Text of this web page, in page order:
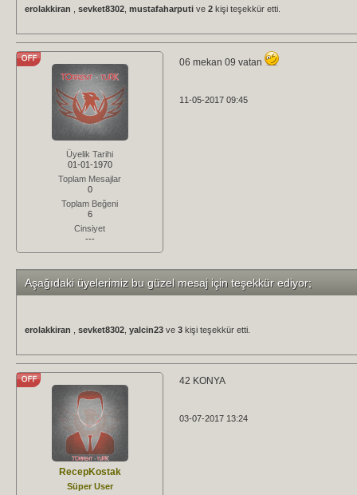
erolakkiran sevket8302 mustafaharputi ve 2 kişi teşekkür etti.
Üyelik Tarihi
01-01-1970
Toplam Mesajlar
0
Toplam Beğeni
6
Cinsiyet
---
06 mekan 09 vatan
11-05-2017 09:45
Aşağıdaki üyelerimiz bu güzel mesaj için teşekkür ediyor;
erolakkiran sevket8302 yalcin23 ve 3 kişi teşekkür etti.
RecepKostak
Süper User
42 KONYA
03-07-2017 13:24